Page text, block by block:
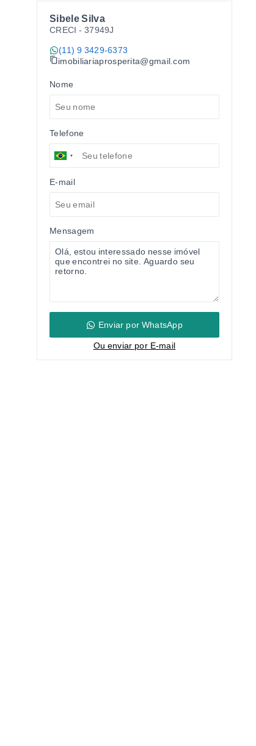
Sibele Silva
CRECI - 37949J
(11) 9 3429-6373
imobiliariaprosperita@gmail.com
Nome
Telefone
E-mail
Mensagem
Enviar por WhatsApp
Ou enviar por E-mail